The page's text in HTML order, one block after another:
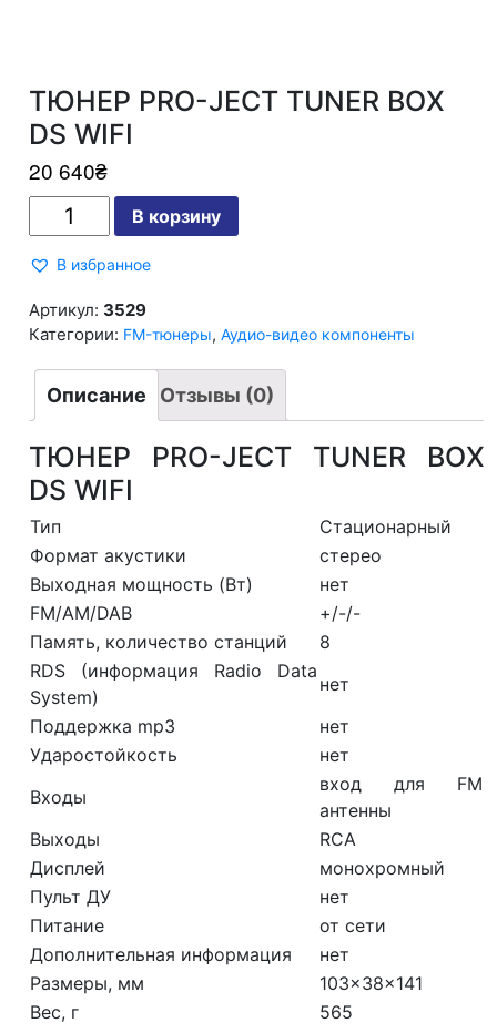
ТЮНЕР PRO-JECT TUNER BOX
DS WIFI
20 640₴
PRO-
TUNER
DS
WIFI
В корзину
В избранное
Артикул: 3529
Категории: FM-тюнеры,Аудио-видео компоненты
Описание Отзывы (0)
ТЮНЕР PRO-JECT TUNER BOX
DS WIFI
Тип
Стационарный
Формат акустики
стерео
Выходная мощность (Вт)
нет
FM/АМ/DAB
+/-/-
Память, количество станций
8
RDS (информация Radio Data
System)
нет
Поддержка mp3
нет
Ударостойкость
нет
Входы
вход для FM
антенны
Выходы
RCA
Дисплей
монохромный
Пульт ДУ
нет
Питание
от сети
Дополнительная информация
нет
Размеры, мм
103x38x141
Вес, г
565